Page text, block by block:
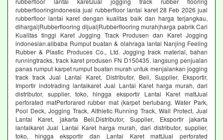
rubberflooringindonesia jual rubberfloor lantai karet 28 Feb 2026 jual
rubberfloor lantai karet dengan kualitas baik dan harga terjangkau,
dihargai|Rubberflooring dijual|Rubberflooring murah|harga pabrik Cari
Kualitas tinggi Karet Jogging Track Produsen dan Karet Jogging
indonesian.alibaba Rumput buatan & olahraga lantai Nanjing Feeling
Rubber & Plastic Produces Co., Ltd. Jogging track material, bahan
runningtracks, track karet produsen FN D150435. langsung penjualan
panas rumput karpet rumput buatan murah untuk menjalankan jogging
track track Jual Lantai Karet, Distributor, Beli, Supplier, Eksportir,
Importir indotrading lantaikaret Jual Lantai Karet harga murah, dari
distributor, supplier, toko, hingga eksportir Lantai Karet mattJual
perforated matPerforared rubber mat (karpet berlubang. Water Park,
Pool Deck, Jogging Track, Althletic Running Track, Wall Protect, Jual
Lantai Karet, jakarta Beli,Distributor, Supplier, Eksportir jakarta
lantaikaret Jual Lantai Karet harga murah, dari distributor, supplier,
toko, hingga eksportir dan Lantai Karet mattJual perforated